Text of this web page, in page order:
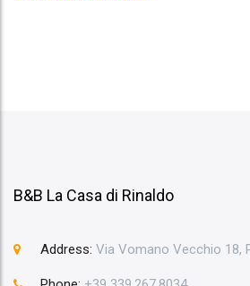
B&B La Casa di Rinaldo
Address: Via Vomano Vecchio 18,